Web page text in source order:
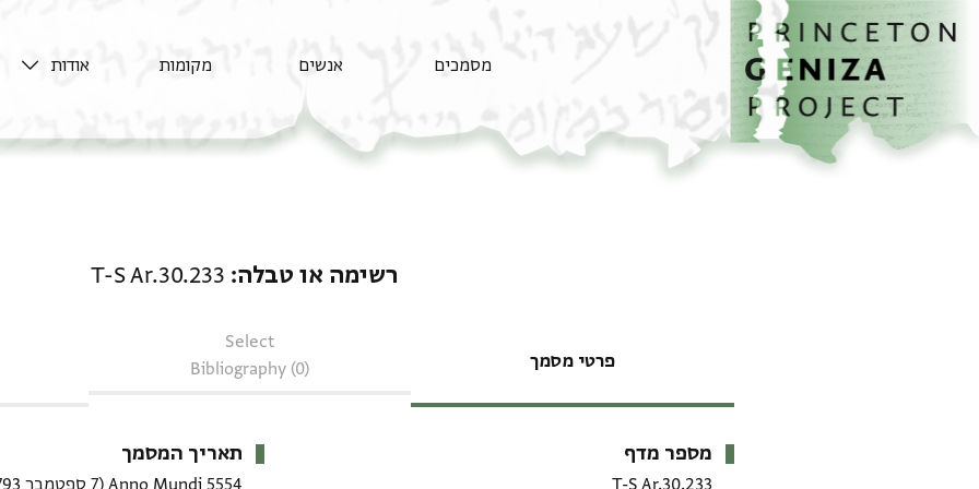
דילוג לתוכן
דף הבית
מסמכים אנשים מקומות אודות
רשימה או טבלה T-S Ar.30.233
פרטי מסמך
Select
Bibliography (0)
מטא-דאטא
מספר מדף תאריך המסמך